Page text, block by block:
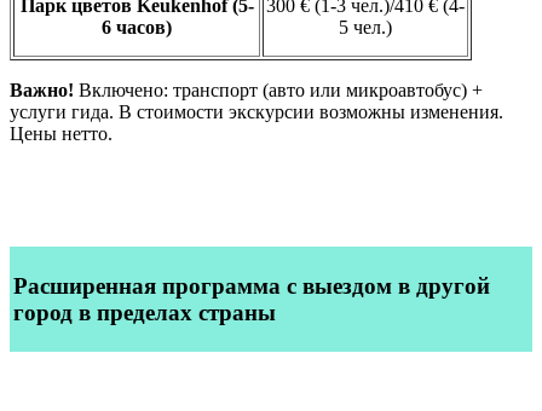
Парк цветов Keukenhof (5-
6 часов)
300 € (1-3 чел.)/410 € (4-
5 чел.)
Важно! Включено: транспорт (авто или микроавтобус) +
услуги гида. В стоимости экскурсии возможны изменения.
Цены нетто.
Расширенная программа с выездом в другой
город в пределах страны